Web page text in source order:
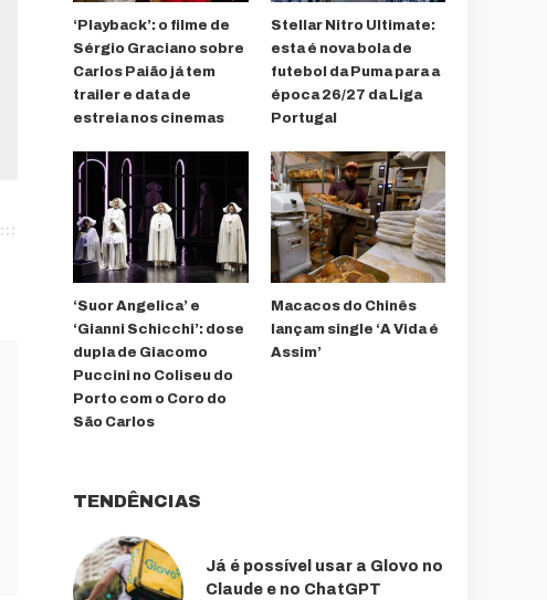
‘Playback’: o filme de
Sérgio Graciano sobre
Carlos Paião já tem
trailer e data de
estreia nos cinemas
Stellar Nitro Ultimate:
esta é nova bola de
futebol da Puma para a
época 26/27 da Liga
Portugal
‘Suor Angelica’ e
‘Gianni Schicchi’: dose
dupla de Giacomo
Puccini no Coliseu do
Porto com o Coro do
São Carlos
Macacos do Chinês
lançam single ‘A Vida é
Assim’
TENDÊNCIAS
Já é possível usar a Glovo no
Claude e no ChatGPT